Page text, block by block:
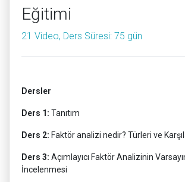
Eğitimi
21 Video, Ders Süresi: 75 gün
Dersler
Ders 1: Tanıtım
Ders 2: Faktör analizi nedir? Türleri ve
Ders 3: Açımlayıcı Faktör Analizinin
İncelenmesi